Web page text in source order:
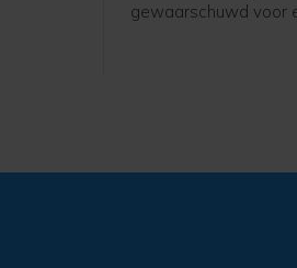
gewaarschuwd voor